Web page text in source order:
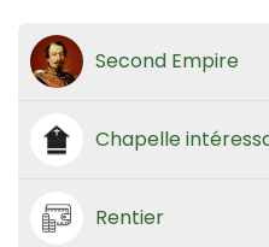
Second Empire
Chapelle
Rentier